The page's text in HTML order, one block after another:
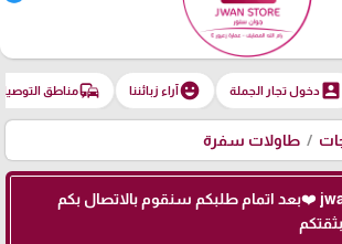
account_boxدخول تجار الجملة emoji_emotionsآراء زبائننا commuteمناطق
طاولات سفرة
اهلا بكم في jwan store ❤️بعد اتمام طلبكم سنقوم بالاتصال بكم